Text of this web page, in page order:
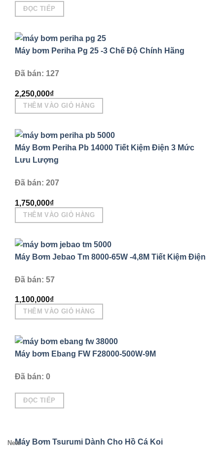
ĐỌC TIẾP
Máy bơm Periha Pg 25 -3 Chế Độ Chính Hãng
Đã bán: 127
2,250,000₫
THÊM VÀO GIỎ HÀNG
Máy Bơm Periha Pb 14000 Tiết Kiệm Điện 3 Mức
Lưu Lượng
Đã bán: 207
1,750,000₫
THÊM VÀO GIỎ HÀNG
Máy Bơm Jebao Tm 8000-65W -4,8M Tiết Kiệm Điện
Đã bán: 57
1,100,000₫
THÊM VÀO GIỎ HÀNG
Máy bơm Ebang FW F28000-500W-9M
Đã bán: 0
ĐỌC TIẾP
NewMáy Bơm Tsurumi Dành Cho Hồ Cá Koi